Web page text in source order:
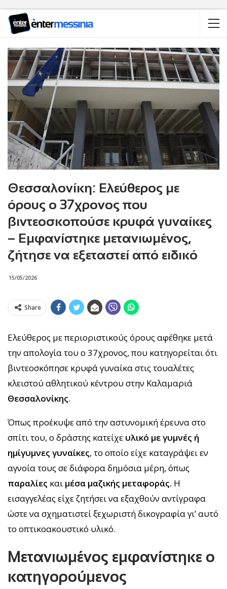
Θεσσαλονίκη: Ελεύθερος με
όρους ο 37χρονος που
βιντεοσκοπούσε κρυφά γυναίκες
– Εμφανίστηκε μετανιωμένος,
ζήτησε να εξεταστεί από ειδικό
15/05/2026
Share
Ελεύθερος με περιοριστικούς όρους αφέθηκε μετά
την απολογία του ο 37χρονος, που κατηγορείται ότι
βιντεοσκόπησε κρυφά γυναίκα στις τουαλέτες
κλειστού αθλητικού κέντρου στην Καλαμαριά
Θεσσαλονίκης.
Όπως προέκυψε από την αστυνομική έρευνα στο
σπίτι του, ο δράστης κατείχε υλικό με γυμνές ή
ημίγυμνες γυναίκες, το οποίο είχε καταγράψει εν
αγνοία τους σε διάφορα δημόσια μέρη, όπως
παραλίες και μέσα μαζικής μεταφοράς. Η
εισαγγελέας είχε ζητήσει να εξαχθούν αντίγραφα
ώστε να σχηματιστεί ξεχωριστή δικογραφία γι’ αυτό
το οπτικοακουστικό υλικό.
Μετανιωμένος εμφανίστηκε ο
κατηγορούμενος